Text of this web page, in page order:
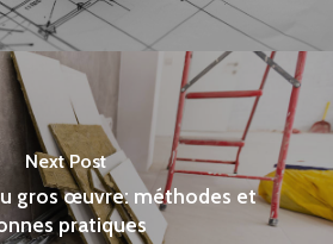
Next Post
gros œuvre: méthodes et
pratiques